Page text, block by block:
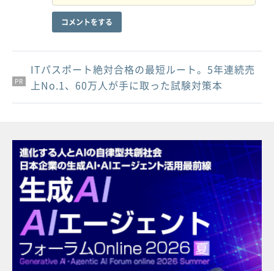
コメントをする
PR
PR
PR
ITパスポート絶対合格の最短ルート。5年連続売
上No.1、60万人が手に取った試験対策本